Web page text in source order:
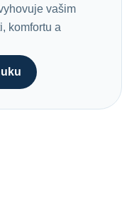
vašim
komfortu a